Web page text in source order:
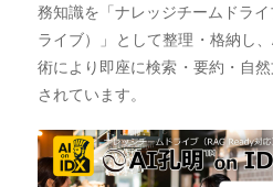
務知識を「ナレッジチームドラ
ライブ）」として整理・格納し
術により即座に検索・要約・自
されています。